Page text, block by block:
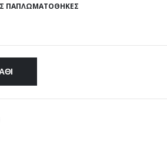
ΠΑΠΛΩΜΑΤΟΘΉΚΕΣ